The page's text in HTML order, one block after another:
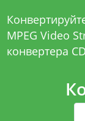
MPEG Video
конвертера